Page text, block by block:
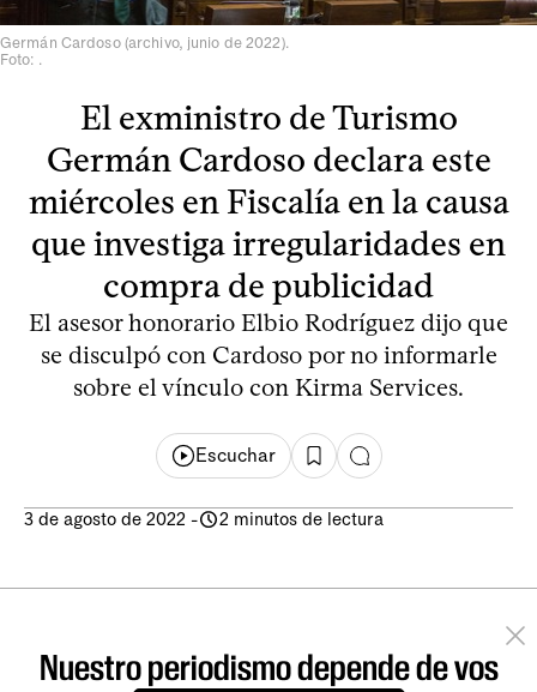
Germán Cardoso (archivo, junio de 2022).
Foto: .
El exministro de Turismo
Germán Cardoso declara este
miércoles en Fiscalía en la causa
que investiga irregularidades en
compra de publicidad
El asesor honorario Elbio Rodríguez dijo que
se disculpó con Cardoso por no informarle
sobre el vínculo con Kirma Services.
Escuchar
3 de agosto de 2022 - 2 minutos de lectura
Nuestro periodismo depende de vos